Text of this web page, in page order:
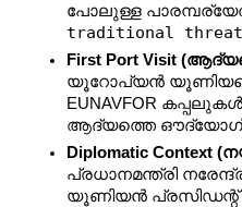
പോലുള്ള
traditional
First Port Visit
യൂറോപ്യൻ
EUNAVFOR
ആദ്യത്തെ
Diplomatic Context
പ്രധാനമന്ത്രി
യൂണിയൻ